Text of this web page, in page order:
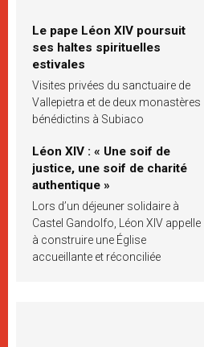
Le pape Léon XIV poursuit
ses haltes spirituelles
estivales
Visites privées du sanctuaire de
Vallepietra et de deux monastères
bénédictins à Subiaco
Léon XIV : « Une soif de
justice, une soif de charité
authentique »
Lors d’un déjeuner solidaire à
Castel Gandolfo, Léon XIV appelle
à construire une Église
accueillante et réconciliée